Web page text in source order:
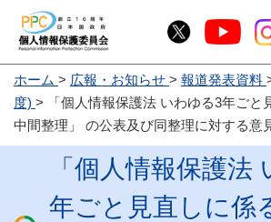
お
問
合
せ
ホーム 広報・お知らせ 報道発表資料
度)
「個人情報保護法 いわゆる3年ごと
中間整理」 の公表及び同整理に対する意
「個人情報保護法
年ごと見直しに係